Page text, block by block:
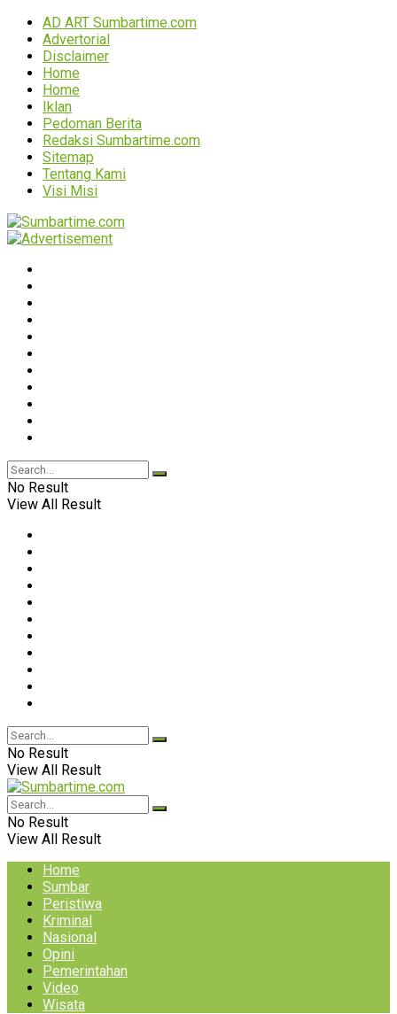
AD ART Sumbartime.com
Advertorial
Disclaimer
Home
Home
Iklan
Pedoman Berita
Redaksi Sumbartime.com
Sitemap
Tentang Kami
Visi Misi
No Result
View All Result
No Result
View All Result
No Result
View All Result
Home
Sumbar
Peristiwa
Kriminal
Nasional
Opini
Pemerintahan
Video
Wisata